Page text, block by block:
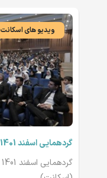
ویدیو های اسکانت
گردهمایی اسفند 1401 اسکانت